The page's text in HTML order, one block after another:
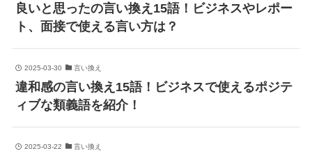
良いと思ったの言い換え15語！ビジネスやレポー
ト、面接で使える言い方は？
2025-03-30 言い換え
違和感の言い換え15語！ビジネスで使えるポジテ
ィブな類義語を紹介！
2025-03-22 言い換え